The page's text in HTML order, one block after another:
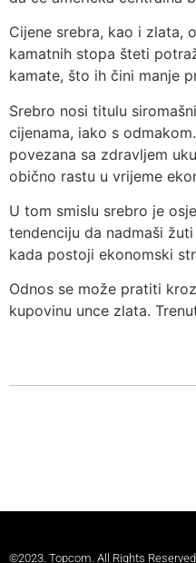
Cijene srebra, kao i zlata,
kamatnih stopa šteti
kamate, što ih čini manje
Srebro nosi titulu
cijenama, iako s
povezana sa zdravljem
obično rastu u vrijeme
U tom smislu srebro je
tendenciju da nadmaši
kada postoji ekonomski
Odnos se može pratiti
kupovinu unce zlata.
©2023. Topcom. All Rights